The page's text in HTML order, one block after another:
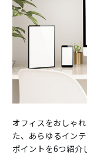
オフィスをおしゃ
た、あらゆるイン
ポイントを6つ紹介